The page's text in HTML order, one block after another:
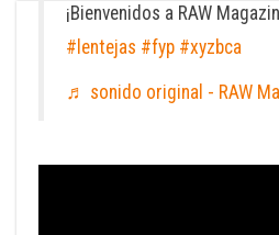
¡Bienvenidos a RAW
#lentejas #fyp #xyzbca
♬ sonido original - RAW